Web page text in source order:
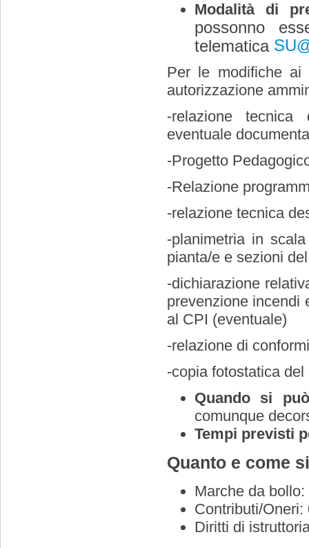
Modalità di
possonno
telematica
Per le modifiche ai
autorizzazione
-relazione tecnica
eventuale
-Progetto
-Relazione
-relazione tecnica
-planimetria in
pianta/e e sezioni
-dichiarazione
prevenzione incendi
al CPI (eventuale)
-relazione di
-copia fotostatica
Quando si
comunque
Tempi previsti
Quanto e come
Marche da
Contributi/Oneri:
Diritti di